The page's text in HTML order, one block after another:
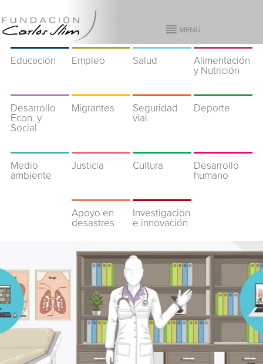
Educación Empleo Salud
Alimentación
y Nutrición
Desarrollo
Econ. y
Social
Migrantes
Seguridad
vial
Deporte
Medio
ambiente
Justicia Cultura
Desarrollo
humano
Apoyo en
desastres
Investigación
e innovación